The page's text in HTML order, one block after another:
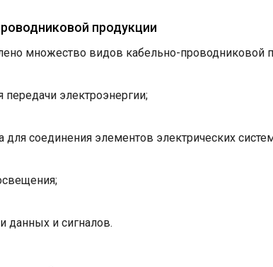
продукции
множество видов кабельно-проводниковой
электроэнергии;
соединения элементов электрических
данных и сигналов.